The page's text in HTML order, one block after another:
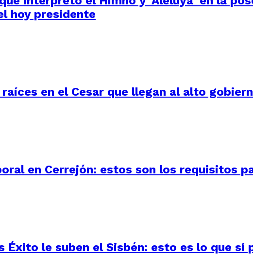
hoy presidente
en el Cesar que llegan al alto
en Cerrejón: estos son los requisitos
Éxito le suben el Sisbén: esto es lo que